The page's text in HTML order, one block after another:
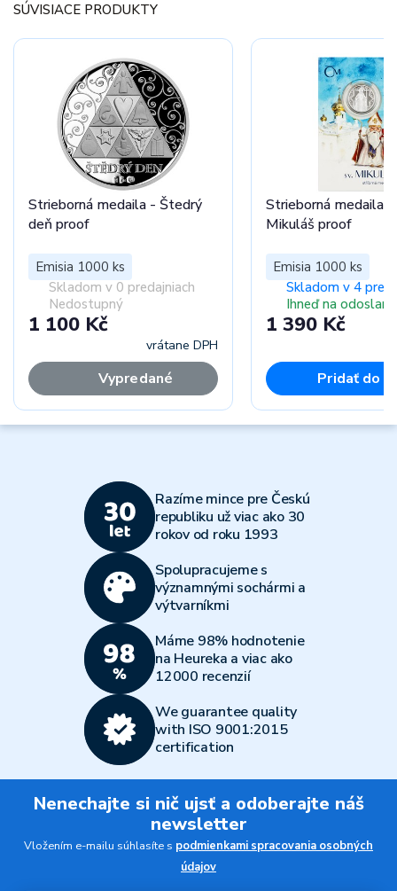
SÚVISIACE PRODUKTY
Strieborná medaila - Štedrý
deň proof
Emisia 1000 ks
Skladom v 0 predajniach
Nedostupný
1 100 Kč
vrátane DPH
Vypredané
Strieborná medaila
Mikuláš proof
Emisia 1000 ks
Skladom v 4
Ihneď na
1 390 Kč
Pridať do
Razíme mince pre Českú
republiku už viac ako 30
rokov od roku 1993
Spolupracujeme s
významnými sochármi a
výtvarníkmi
Máme 98% hodnotenie
na Heureka a viac ako
12000 recenzií
We guarantee quality
with ISO 9001:2015
certification
Nenechajte si nič ujsť a odoberajte náš
newsletter
Vložením e-mailu súhlasíte s podmienkami spracovania osobných
údajov